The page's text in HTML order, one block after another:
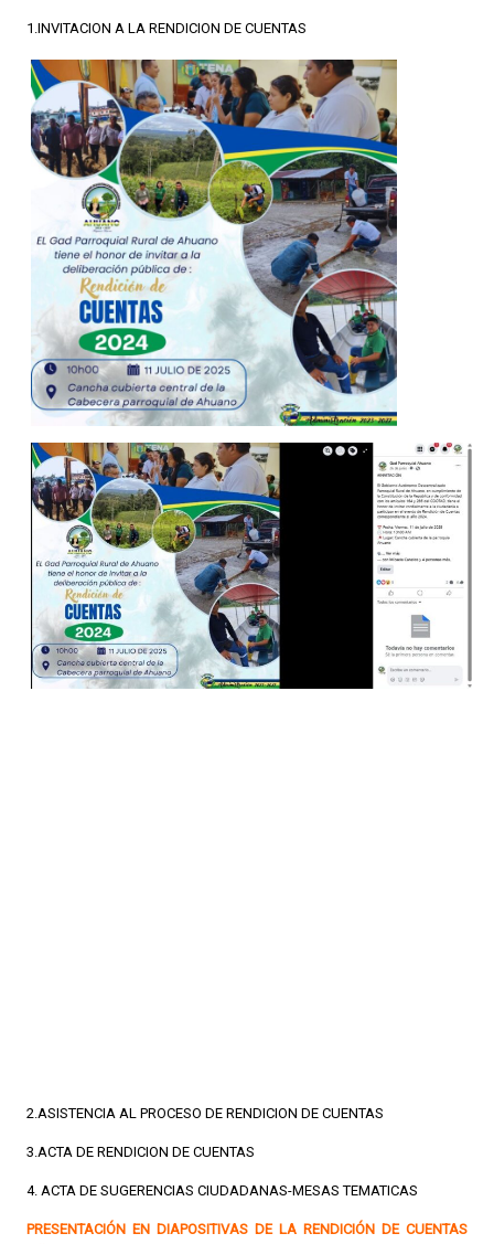
1.INVITACION A LA RENDICION DE CUENTAS
2.ASISTENCIA AL PROCESO DE RENDICION DE CUENTAS
3.ACTA DE RENDICION DE CUENTAS
4. ACTA DE SUGERENCIAS CIUDADANAS-MESAS TEMATICAS
PRESENTACIÓN EN DIAPOSITIVAS DE LA RENDICIÓN DE CUENTAS